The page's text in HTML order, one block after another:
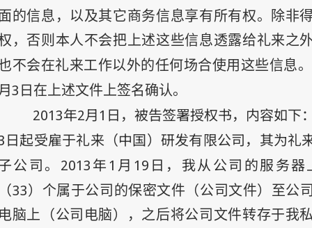
的信息，以及其它商务信息享有所有权。除非
，否则本人不会把上述这些信息透露给礼来之
不会在礼来工作以外的任何场合使用这些信息
3日在上述文件上签名确认。
2013年2月1 日 ，被告签署授权书，内容如下
日起受雇于礼来（中国）研发有限公司，其为礼
公司。 2013年1 月19 日 ，我从公司的服务
33）个属于公司的保密文件（公司文件）至公
脑上（公司电脑），之后将公司文件转存于我